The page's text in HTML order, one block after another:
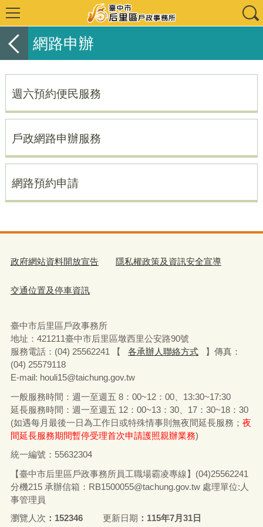
網路申辦
週六預約便民服務
戶政網路申辦服務
網路預約申請
政府網站資料開放宣告 隱私權政策及資訊安全宣導
交通位置及停車資訊
臺中市后里區戶政事務所
地址： 421211臺中市后里區墩西里公安路90號
服務電話： (04) 25562241 【 各承辦人聯絡方式 】傳真：
(04) 25579118
E-mail: houli15@taichung.gov.tw
一般服務時間：週一至週五 8： 00~12： 00、 13:30~17:30
延長服務時間：週一至週五 12： 00~13： 30、 17： 30~18： 30
(如遇每月最後一日為工作日或特殊情事則無夜間延長服務； 夜
間延長服務期間暫停受理首次申請護照親辦業務)
統一編號：55632304
【臺中市后里區戶政事務所員工職場霸凌專線】(04)25562241
分機215 承辦信箱：RB1500055@tachung.gov.tw 處理單位:人
事管理員
瀏覽人次
152346 更新日期 115年7月31日